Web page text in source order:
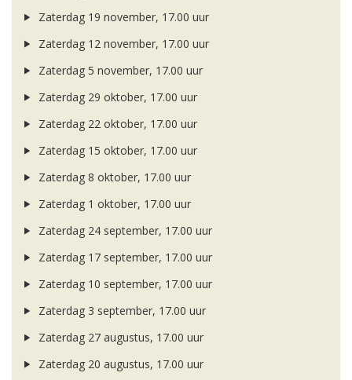
Zaterdag 19 november, 17.00 uur
Zaterdag 12 november, 17.00 uur
Zaterdag 5 november, 17.00 uur
Zaterdag 29 oktober, 17.00 uur
Zaterdag 22 oktober, 17.00 uur
Zaterdag 15 oktober, 17.00 uur
Zaterdag 8 oktober, 17.00 uur
Zaterdag 1 oktober, 17.00 uur
Zaterdag 24 september, 17.00 uur
Zaterdag 17 september, 17.00 uur
Zaterdag 10 september, 17.00 uur
Zaterdag 3 september, 17.00 uur
Zaterdag 27 augustus, 17.00 uur
Zaterdag 20 augustus, 17.00 uur